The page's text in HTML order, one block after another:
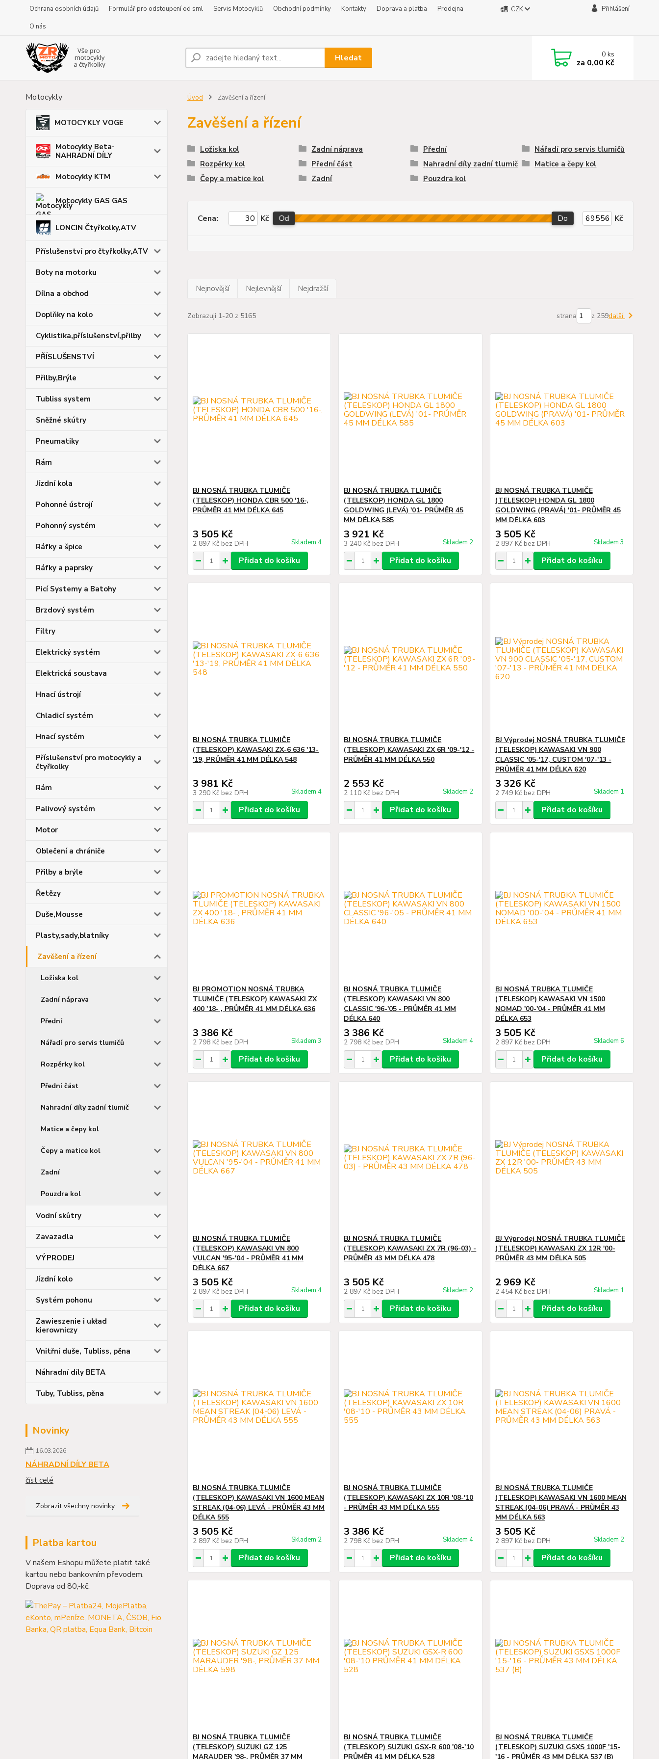
Ochrana osobních údajů Formulář pro odstoupení od sml Servis Motocyklů Obchodní podmínky Kontakty Doprava a platba
Prodejna
O nás
CZK Přihlášení
Hledat 0ks
za 0,00 Kč
Motocykly
MOTOCYKLY VOGE
Motocykly Beta-
NAHRADNÍ DÍLY
Motocykly KTM
Motocykly GAS GAS
LONCIN Čtyřkolky,ATV
Příslušenství pro čtyřkolky,ATV
Boty na motorku
Dílna a obchod
Doplňky na kolo
Cyklistika,příslušenství,přilby
PŘÍSLUŠENSTVÍ
Přilby,Brýle
Tubliss system
Sněžné skútry
Pneumatiky
Rám
Jízdní kola
Pohonné ústrojí
Pohonný systém
Ráfky a špice
Ráfky a paprsky
Picí Systemy a Batohy
Brzdový systém
Filtry
Elektrický systém
Elektrická soustava
Hnací ústrojí
Chladicí systém
Hnací systém
Příslušenství pro motocykly a
čtyřkolky
Rám
Palivový systém
Motor
Oblečení a chrániče
Přilby a brýle
Řetězy
Duše,Mousse
Plasty,sady,blatníky
Zavěšení a řízení
Ložiska kol
Zadní náprava
Přední
Nářadí pro servis tlumičů
Rozpěrky kol
Přední část
Nahradní díly zadní tlumič
Matice a čepy kol
Čepy a matice kol
Zadní
Pouzdra kol
Vodní skůtry
Zavazadla
VÝPRODEJ
Jízdní kolo
Systém pohonu
Zawieszenie i układ
kierowniczy
Vnitřní duše, Tubliss, pěna
Náhradní díly BETA
Tuby, Tubliss, pěna
Novinky
16.03.2026
NÁHRADNÍ DÍLY BETA
číst celé
Zobrazit všechny novinky
Platba kartou
V našem Eshopu můžete platit také
kartou nebo bankovním převodem.
Doprava od 80,-kč.
Úvod Zavěšení a řízení
Zavěšení a řízení
Ložiska kol Zadní náprava Přední
Nářadí pro servis tlumičů
Rozpěrky kol
Přední část Nahradní díly zadní tlumič
Matice a čepy kol
Čepy a matice kol
Zadní Pouzdra kol
Cena: Kč Od Do Kč
Nejnovější Nejlevnější Nejdražší
Zobrazuji 1-20 z 5165 strana z 259další
BJ NOSNÁ TRUBKA TLUMIČE
(TELESKOP) HONDA CBR 500 '16-,
PRŮMĚR 41 MM DÉLKA 645
3 505 Kč
2 897 Kč bez DPH Skladem 4
Přidat do košíku
BJ NOSNÁ TRUBKA TLUMIČE
(TELESKOP) HONDA GL 1800
GOLDWING (LEVÁ) '01- PRŮMĚR 45
MM DÉLKA 585
3 921 Kč
3 240 Kč bez DPH Skladem 2
Přidat do košíku
BJ NOSNÁ TRUBKA TLUMIČE
(TELESKOP) HONDA GL 1800
GOLDWING (PRAVÁ) '01- PRŮMĚR 45
MM DÉLKA 603
3 505 Kč
2 897 Kč bez DPH Skladem 3
Přidat do košíku
BJ NOSNÁ TRUBKA TLUMIČE
(TELESKOP) KAWASAKI ZX-6 636 '13-
'19, PRŮMĚR 41 MM DÉLKA 548
3 981 Kč
3 290 Kč bez DPH Skladem 4
Přidat do košíku
BJ NOSNÁ TRUBKA TLUMIČE
(TELESKOP) KAWASAKI ZX 6R '09-'12 -
PRŮMĚR 41 MM DÉLKA 550
2 553 Kč
2 110 Kč bez DPH Skladem 2
Přidat do košíku
BJ Výprodej NOSNÁ TRUBKA TLUMIČE
(TELESKOP) KAWASAKI VN 900
CLASSIC '05-'17, CUSTOM '07-'13 -
PRŮMĚR 41 MM DÉLKA 620
3 326 Kč
2 749 Kč bez DPH Skladem 1
Přidat do košíku
BJ PROMOTION NOSNÁ TRUBKA
TLUMIČE (TELESKOP) KAWASAKI ZX
400 '18- , PRŮMĚR 41 MM DÉLKA 636
3 386 Kč
2 798 Kč bez DPH Skladem 3
Přidat do košíku
BJ NOSNÁ TRUBKA TLUMIČE
(TELESKOP) KAWASAKI VN 800
CLASSIC '96-'05 - PRŮMĚR 41 MM
DÉLKA 640
3 386 Kč
2 798 Kč bez DPH Skladem 4
Přidat do košíku
BJ NOSNÁ TRUBKA TLUMIČE
(TELESKOP) KAWASAKI VN 1500
NOMAD '00-'04 - PRŮMĚR 41 MM
DÉLKA 653
3 505 Kč
2 897 Kč bez DPH Skladem 6
Přidat do košíku
BJ NOSNÁ TRUBKA TLUMIČE
(TELESKOP) KAWASAKI VN 800
VULCAN '95-'04 - PRŮMĚR 41 MM
DÉLKA 667
3 505 Kč
2 897 Kč bez DPH Skladem 4
Přidat do košíku
BJ NOSNÁ TRUBKA TLUMIČE
(TELESKOP) KAWASAKI ZX 7R (96-03) -
PRŮMĚR 43 MM DÉLKA 478
3 505 Kč
2 897 Kč bez DPH Skladem 2
Přidat do košíku
BJ Výprodej NOSNÁ TRUBKA TLUMIČE
(TELESKOP) KAWASAKI ZX 12R '00-
PRŮMĚR 43 MM DÉLKA 505
2 969 Kč
2 454 Kč bez DPH Skladem 1
Přidat do košíku
BJ NOSNÁ TRUBKA TLUMIČE
(TELESKOP) KAWASAKI VN 1600 MEAN
STREAK (04-06) LEVÁ - PRŮMĚR 43 MM
DÉLKA 555
3 505 Kč
2 897 Kč bez DPH Skladem 2
Přidat do košíku
BJ NOSNÁ TRUBKA TLUMIČE
(TELESKOP) KAWASAKI ZX 10R '08-'10
- PRŮMĚR 43 MM DÉLKA 555
3 386 Kč
2 798 Kč bez DPH Skladem 4
Přidat do košíku
BJ NOSNÁ TRUBKA TLUMIČE
(TELESKOP) KAWASAKI VN 1600 MEAN
STREAK (04-06) PRAVÁ - PRŮMĚR 43
MM DÉLKA 563
3 505 Kč
2 897 Kč bez DPH Skladem 2
Přidat do košíku
BJ NOSNÁ TRUBKA TLUMIČE
(TELESKOP) SUZUKI GZ 125
MARAUDER '98-, PRŮMĚR 37 MM
BJ NOSNÁ TRUBKA TLUMIČE
(TELESKOP) SUZUKI GSX-R 600 '08-'10
PRŮMĚR 41 MM DÉLKA 528
BJ NOSNÁ TRUBKA TLUMIČE
(TELESKOP) SUZUKI GSXS 1000F '15-
'16 - PRŮMĚR 43 MM DÉLKA 537 (B)